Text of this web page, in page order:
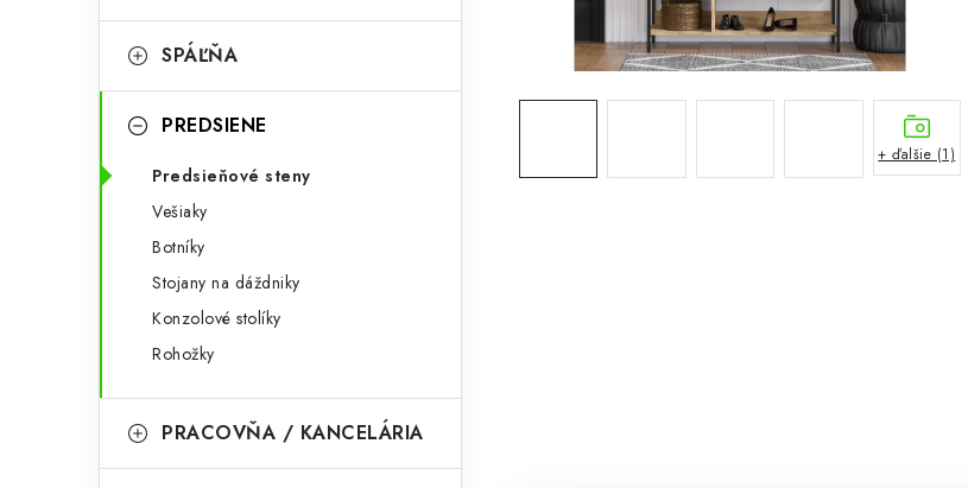
a
n
l
i
SPÁĽŇA
PREDSIENE
Predsieňové steny
Vešiaky
Botníky
Stojany na dáždniky
Konzolové stolíky
Rohožky
PRACOVŇA / KANCELÁRIA
+ ďalšie (1)